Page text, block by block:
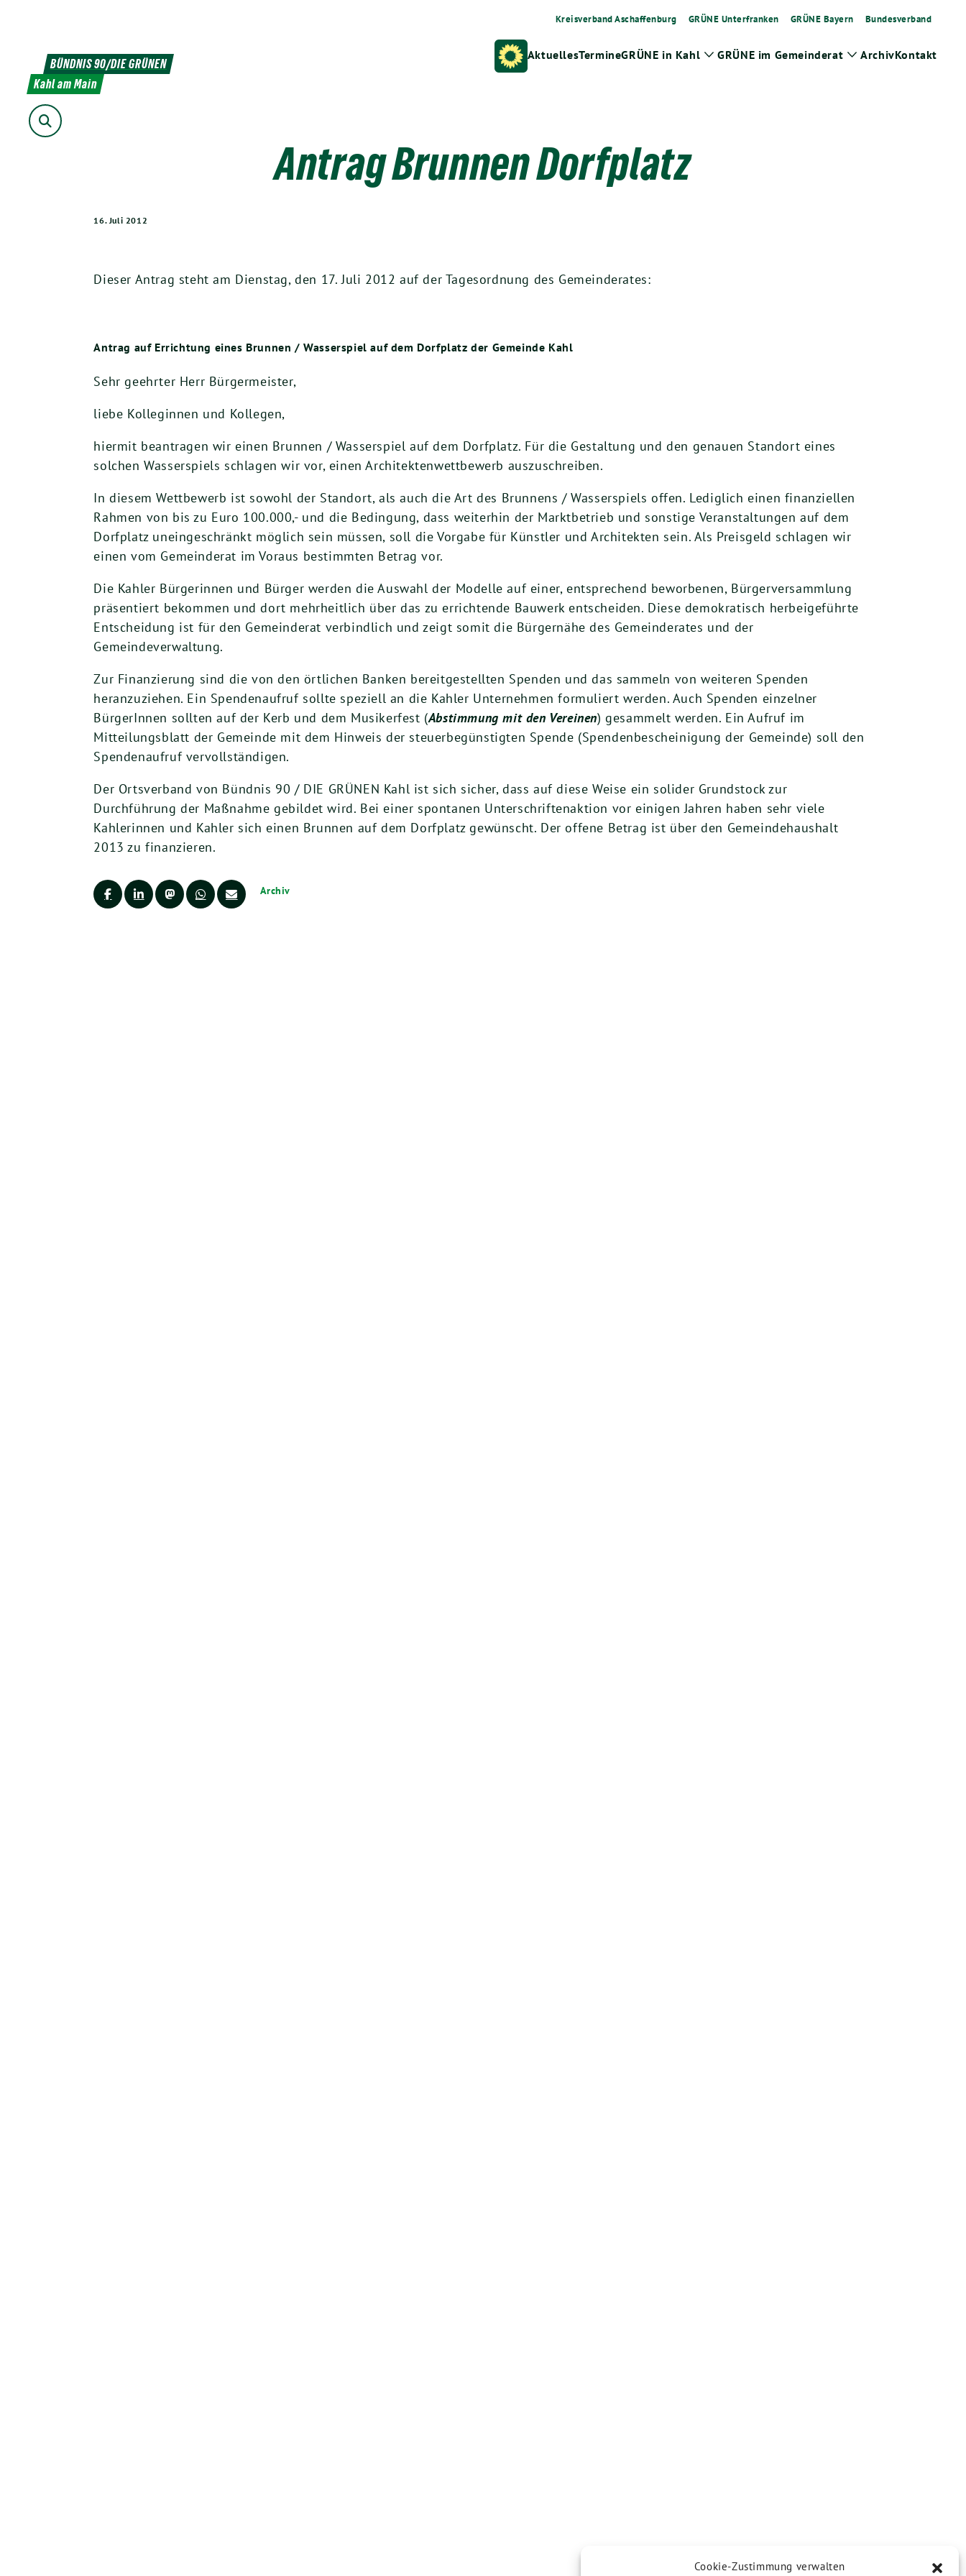
Cookie-Zustimmung verwalten
Kreisverband Aschaffenburg GRÜNE Unterfranken GRÜNE Bayern Bundesverband
BÜNDNIS 90/DIE GRÜNEN
Kahl am Main
Suche
AktuellesTermineGRÜNE in Kahl Zeige
GRÜNE im Gemeinderat Zeige
ArchivKontakt
Antrag Brunnen Dorfplatz
16. Juli 2012
Dieser Antrag steht am Dienstag, den 17. Juli 2012 auf der Tagesordnung des Gemeinderates:
Antrag auf Errichtung eines Brunnen / Wasserspiel auf dem Dorfplatz der Gemeinde Kahl
Sehr geehrter Herr Bürgermeister,
liebe Kolleginnen und Kollegen,
hiermit beantragen wir einen Brunnen / Wasserspiel auf dem Dorfplatz. Für die Gestaltung und den genauen Standort eines
solchen Wasserspiels schlagen wir vor, einen Architektenwettbewerb auszuschreiben.
In diesem Wettbewerb ist sowohl der Standort, als auch die Art des Brunnens / Wasserspiels offen. Lediglich einen finanziellen
Rahmen von bis zu Euro 100.000,- und die Bedingung, dass weiterhin der Marktbetrieb und sonstige Veranstaltungen auf dem
Dorfplatz uneingeschränkt möglich sein müssen, soll die Vorgabe für Künstler und Architekten sein. Als Preisgeld schlagen wir
einen vom Gemeinderat im Voraus bestimmten Betrag vor.
Die Kahler Bürgerinnen und Bürger werden die Auswahl der Modelle auf einer, entsprechend beworbenen, Bürgerversammlung
präsentiert bekommen und dort mehrheitlich über das zu errichtende Bauwerk entscheiden. Diese demokratisch herbeigeführte
Entscheidung ist für den Gemeinderat verbindlich und zeigt somit die Bürgernähe des Gemeinderates und der
Gemeindeverwaltung.
Zur Finanzierung sind die von den örtlichen Banken bereitgestellten Spenden und das sammeln von weiteren Spenden
heranzuziehen. Ein Spendenaufruf sollte speziell an die Kahler Unternehmen formuliert werden. Auch Spenden einzelner
BürgerInnen sollten auf der Kerb und dem Musikerfest (Abstimmung mit den Vereinen) gesammelt werden. Ein Aufruf im
Mitteilungsblatt der Gemeinde mit dem Hinweis der steuerbegünstigten Spende (Spendenbescheinigung der Gemeinde) soll den
Spendenaufruf vervollständigen.
Der Ortsverband von Bündnis 90 / DIE GRÜNEN Kahl ist sich sicher, dass auf diese Weise ein solider Grundstock zur
Durchführung der Maßnahme gebildet wird. Bei einer spontanen Unterschriftenaktion vor einigen Jahren haben sehr viele
Kahlerinnen und Kahler sich einen Brunnen auf dem Dorfplatz gewünscht. Der offene Betrag ist über den Gemeindehaushalt
2013 zu finanzieren.
Archiv